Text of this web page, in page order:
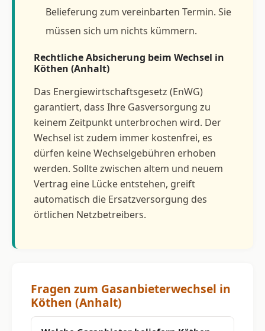
Belieferung zum vereinbarten Termin. Sie
müssen sich um nichts kümmern.
Rechtliche Absicherung beim Wechsel in
Köthen (Anhalt)
Das Energiewirtschaftsgesetz (EnWG)
garantiert, dass Ihre Gasversorgung zu
keinem Zeitpunkt unterbrochen wird. Der
Wechsel ist zudem immer kostenfrei, es
dürfen keine Wechselgebühren erhoben
werden. Sollte zwischen altem und neuem
Vertrag eine Lücke entstehen, greift
automatisch die Ersatzversorgung des
örtlichen Netzbetreibers.
Fragen zum Gasanbieterwechsel in
Köthen (Anhalt)